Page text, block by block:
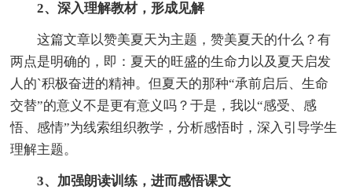
2、深入理解教材，形成见解
这篇文章以赞美夏天为主题，赞美夏天的什么？有
两点是明确的，即：夏天的旺盛的生命力以及夏天启发
人的`积极奋进的精神。但夏天的那种“承前启后、生命
交替”的意义不是更有意义吗？于是，我以“感受、感
悟、感情”为线索组织教学，分析感悟时，深入引导学生
理解主题。
3、加强朗读训练，进而感悟课文